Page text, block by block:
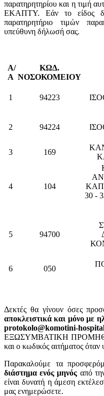
παρατηρητηρίου και η τιμή
ΕΚΑΠΤΥ. Εάν το είδος
παρατηρητήριο τιμών
υπεύθυνη δήλωσή σας.
Α/
Α
ΚΩΔ.
ΝΟΣΟΚΟΜΕΙΟΥ
1 94223
2 94224
3 169
4 104
30 -
5 94700
6 050
Δεκτές θα γίνουν όσες
αποκλειστικά και μόνο με
protokolo@komotini-
ΕΞΩΣΥΜΒΑΤΙΚΗ
και ο κωδικός αιτήματος
Παρακαλούμε τα
διάστημα ενός μηνός από
είναι δυνατή η άμεση
μας ενημερώσετε.